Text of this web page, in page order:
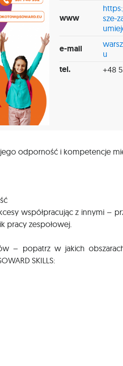
www
sze-
e-mail
u
tel. +48
odporność i kompetencje
współpracując z innymi –
pracy zespołowej.
– popatrz w jakich
SKILLS: